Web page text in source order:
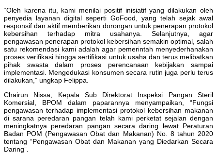
“Oleh karena itu, kami menilai positif inisiatif yang dilakukan oleh
penyedia layanan digital seperti GoFood, yang telah sejak awal
responsif dan aktif memberikan dorongan untuk penerapan protokol
kebersihan terhadap mitra usahanya. Selanjutnya, agar
pengawasan penerapan protokol kebersihan semakin optimal, salah
satu rekomendasi kami adalah agar pemerintah menyederhanakan
proses verifikasi hingga sertifikasi untuk usaha dan terus melibatkan
pihak swasta dalam proses perencanaan kebijakan sampai
implementasi. Mengedukasi konsumen secara rutin juga perlu terus
dilakukan,” ungkap Felippa.
Chairun Nissa, Kepala Sub Direktorat Inspeksi Pangan Steril
Komersial, BPOM dalam paparannya menyampaikan, “Fungsi
pengawasan terhadap implementasi protokol kebersihan makanan
di sarana peredaran pangan telah kami perketat sejalan dengan
meningkatnya peredaran pangan secara daring lewat Peraturan
Badan POM (Pengawasan Obat dan Makanan) No. 8 tahun 2020
tentang “Pengawasan Obat dan Makanan yang Diedarkan Secara
Daring”.